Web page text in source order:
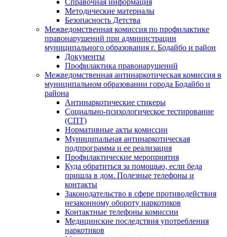
Справочная информация
Методические материалы
Безопасность Детства
Межведомственная комиссия по профилактике
правонарушений при администрации
муниципального образования г. Бодайбо и район
Документы
Профилактика правонарушений
Межведомственная антинаркотическая комиссия в
муниципальном образовании города Бодайбо и
района
Антинаркотические стикеры
Социально-психологическое тестирование
(СПТ)
Нормативные акты комиссии
Муниципальная антинаркотическая
подпрограмма и ее реализация
Профилактические мероприятия
Куда обратиться за помощью, если беда
пришла в дом. Полезные телефоны и
контакты
Законодательство в сфере противодействия
незаконному обороту наркотиков
Контактные телефоны комиссии
Медицинские последствия употребления
наркотиков